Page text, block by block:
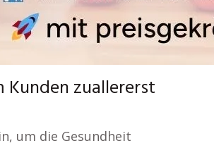
zuallererst
um die Gesundheit